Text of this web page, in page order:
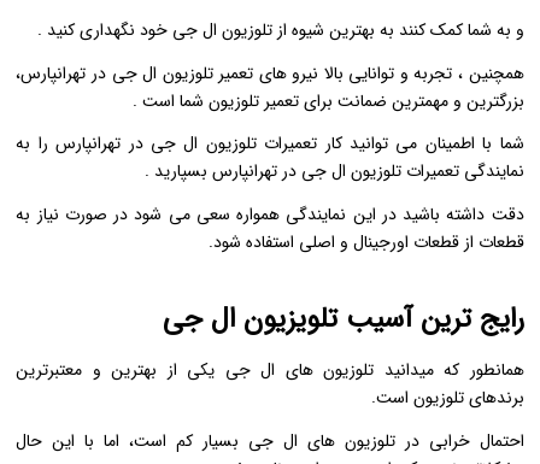
و به شما کمک کنند به بهترین شیوه از تلوزیون ال جی خود نگهداری کنید .
همچنین ، تجربه و توانایی بالا نیرو های تعمیر تلوزیون ال جی در تهرانپارس،
بزرگترین و مهمترین ضمانت برای تعمیر تلوزیون شما است .
شما با اطمینان می توانید کار تعمیرات تلوزیون ال جی در تهرانپارس را به
نمایندگی تعمیرات تلوزیون ال جی در تهرانپارس بسپارید .
دقت داشته باشید در این نمایندگی همواره سعی می شود در صورت نیاز به
قطعات از قطعات اورجینال و اصلی استفاده شود.
رایج ترین آسیب تلویزیون ال جی
همانطور که میدانید تلوزیون های ال جی یکی از بهترین و معتبرترین
برندهای تلوزیون است.
احتمال خرابی در تلوزیون های ال جی بسیار کم است، اما با این حال